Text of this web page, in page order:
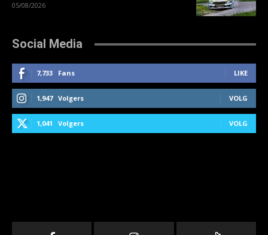
05/08/2026
Social Media
7,733 Fans LIKE
1,947 Volgers VOLG
1,041 Volgers VOLG